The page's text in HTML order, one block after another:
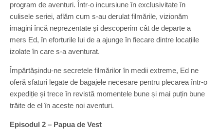
program de aventuri. Într-o incursiune în exclusivitate în
culisele seriei, aflăm cum s-au derulat filmările, vizionăm
imagini încă neprezentate și descoperim cât de departe a
mers Ed, în eforturile lui de a ajunge în fiecare dintre locațiile
izolate în care s-a aventurat.
Împărtășindu-ne secretele filmărilor în medii extreme, Ed ne
oferă sfaturi legate de bagajele necesare pentru plecarea într-o
expediție și trece în revistă momentele bune și mai puțin bune
trăite de el în aceste noi aventuri.
Episodul 2 – Papua de Vest